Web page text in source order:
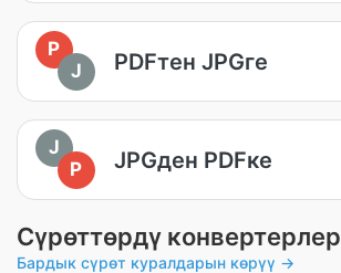
P
J
PDFтен JPGге
J
P
JPGден PDFке
Сүрөттөрдү конвертерлер
Бардык сүрөт куралдарын көрүү →